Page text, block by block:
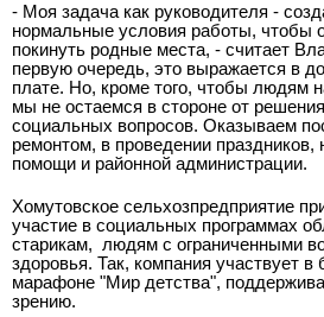
- Моя задача как руководителя -
нормальные условия работы, чтобы
покинуть родные места, - считает
первую очередь, это выражается в
плате. Но, кроме того, чтобы людям
мы не остаемся в стороне от
социальных вопросов. Оказываем
ремонтом, в проведении праздников,
помощи и районной администрации.
Хомутовское сельхозпредприятие
участие в социальных программах
старикам, людям с ограниченными
здоровья. Так, компания участвует в
марафоне "Мир детства",
зрению.